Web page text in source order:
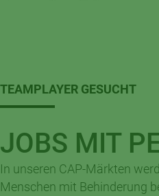
TEAMPLAYER GESUCHT
JOBS MIT
In unseren CAP-Märkten
Menschen mit Behinderung